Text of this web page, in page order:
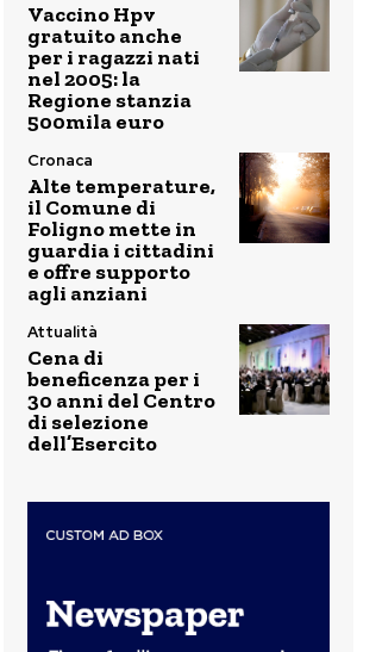
Vaccino Hpv
gratuito anche
per i ragazzi nati
nel 2005: la
Regione stanzia
500mila euro
Cronaca
Alte temperature,
il Comune di
Foligno mette in
guardia i cittadini
e offre supporto
agli anziani
Attualità
Cena di
beneficenza per i
30 anni del Centro
di selezione
dell’Esercito